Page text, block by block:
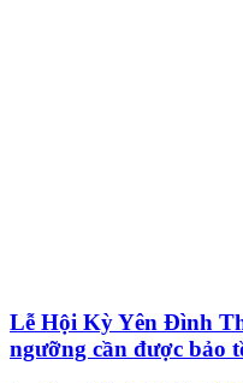
Lễ Hội Kỳ Yên Đình
ngưỡng cần được bảo